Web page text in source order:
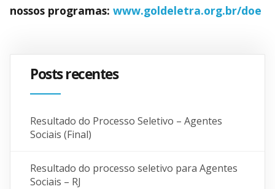
nossos programas: www.goldeletra.org.br/doe
Posts recentes
Resultado do Processo Seletivo – Agentes
Sociais (Final)
Resultado do processo seletivo para Agentes
Sociais – RJ